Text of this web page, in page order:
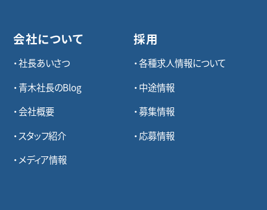
会社について
社長あいさつ
青木社長のBlog
会社概要
スタッフ紹介
メディア情報
採用
各種求⼈情報について
中途情報
募集情報
応募情報